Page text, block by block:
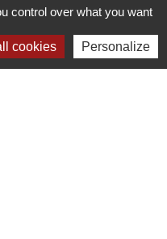
de CM1, CM2 et 6e -
control over what you want
cookies Personalize